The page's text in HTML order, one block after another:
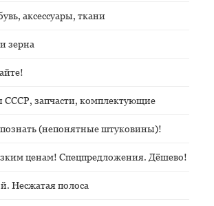
аксессуары, ткани
зерна
СССР, запчасти, комплектующие
(непонятные штуковины)!
ценам! Спецпредложения. Дёшево!
Несжатая полоса